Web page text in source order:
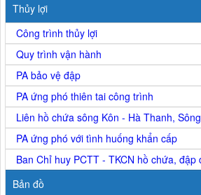
Thủy lợi
Công trình thủy lợi
Quy trình vận hành
PA bảo vệ đập
PA ứng phó thiên tai công trình
Liên hồ chứa sông Kôn - Hà Thanh,
PA ứng phó với tình huống khẩn cấp
Ban Chỉ huy PCTT - TKCN hồ chứa, đập
Bản đồ